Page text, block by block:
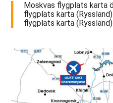
Moskvas flygplats karta
flygplats karta
flygplats karta